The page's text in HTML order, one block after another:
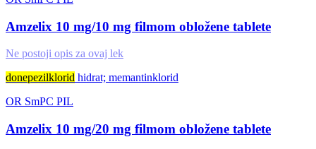
Amzelix 10 mg/10 mg filmom obložene tablete
Ne postoji opis za ovaj lek
donepezilklorid hidrat; memantinklorid
OR SmPC PIL
Amzelix 10 mg/20 mg filmom obložene tablete